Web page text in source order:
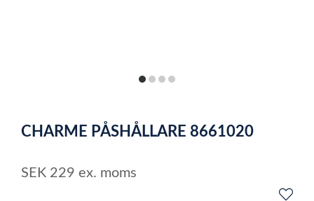
itemitemitemitem
of
CHARME PÅSHÅLLARE 8661020
SEK 229 ex. moms